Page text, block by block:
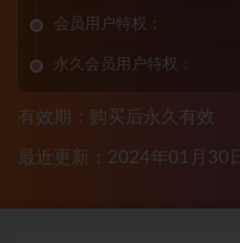
会员用户特权：
永久会员用户特权：
有效期：购买后永久有效
最近更新：2024年01月30日